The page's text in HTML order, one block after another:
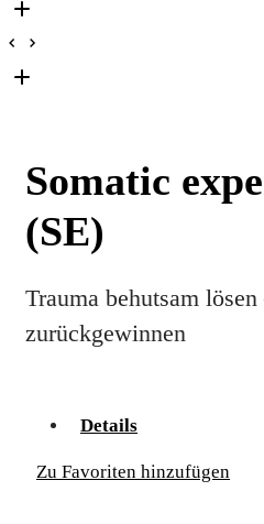
Somatic
(SE)
Trauma behutsam
zurückgewinnen
Details
Zu Favoriten hinzufügen